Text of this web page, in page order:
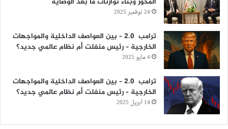
24 نوفمبر 2025
ترامب 2.0 – بين العواصف الداخلية والمواجهات
الخارجية – رئيس منفلت أم نظام عالمي جديد؟
4 مايو 2025
ترامب 2.0 – بين العواصف الداخلية والمواجهات
الخارجية – رئيس منفلت أم نظام عالمي جديد؟
14 أبريل 2025